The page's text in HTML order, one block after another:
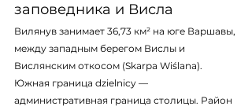
заповедника и Висла
Вилянув занимает 36,73 км² на юге Варшавы,
между западным берегом Вислы и
Вислянским откосом (Skarpa Wiślana).
Южная граница dzielnicy —
административная граница столицы. Район